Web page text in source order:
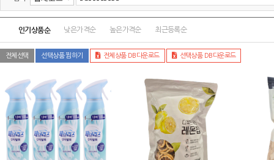
인기상품순 낮은가격순 높은가격순 최근등록순
전체선택 선택상품 찜하기 전체상품 DB다운로드 선택상품 DB다운로드